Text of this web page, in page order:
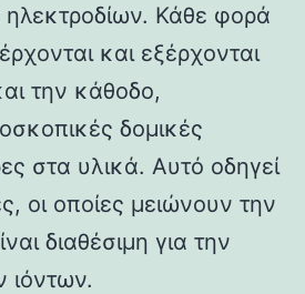
Κάθε φορά
και εξέρχονται
την κάθοδο,
δομικές
στα υλικά. Αυτό οδηγεί
οι οποίες μειώνουν την
διαθέσιμη για την
ιόντων.